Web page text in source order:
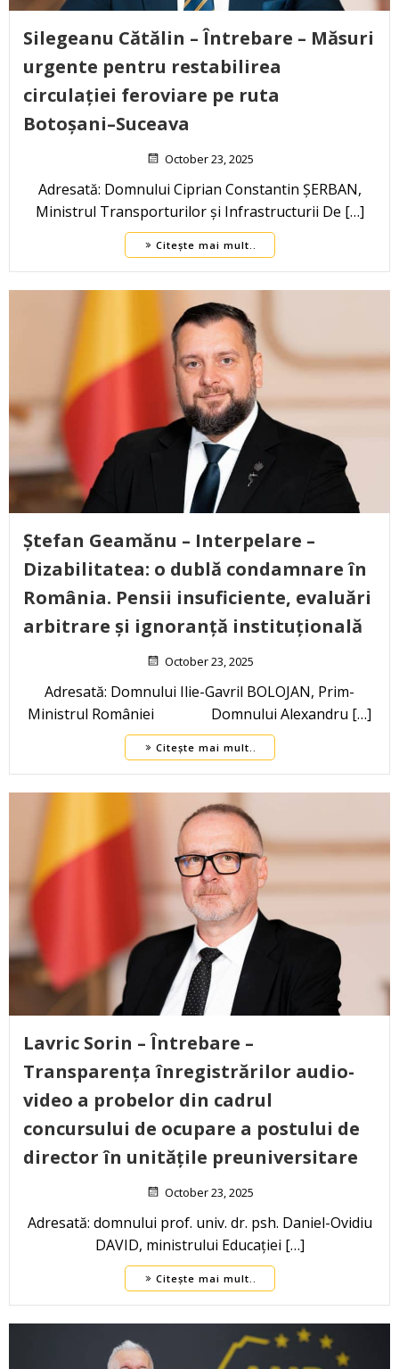
Silegeanu Cătălin – Întrebare – Măsuri
urgente pentru restabilirea
circulației feroviare pe ruta
Botoșani–Suceava
October 23, 2025
Adresată: Domnului Ciprian Constantin ȘERBAN,
Ministrul Transporturilor și Infrastructurii De […]
Citește mai mult..
Ștefan Geamănu – Interpelare –
Dizabilitatea: o dublă condamnare în
România. Pensii insuficiente, evaluări
arbitrare și ignoranță instituțională
October 23, 2025
Adresată: Domnului Ilie-Gavril BOLOJAN, Prim-
Ministrul României Domnului Alexandru […]
Citește mai mult..
Lavric Sorin – Întrebare –
Transparența înregistrărilor audio-
video a probelor din cadrul
concursului de ocupare a postului de
director în unitățile preuniversitare
October 23, 2025
Adresată: domnului prof. univ. dr. psh. Daniel-Ovidiu
DAVID, ministrului Educației […]
Citește mai mult..